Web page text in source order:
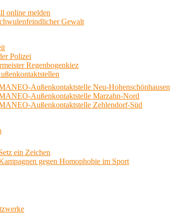
online melden
Gewalt
Polizei
Regenbogenkiez
Außenkontaktstelle Neu-Hohenschönhausen
Außenkontaktstelle Marzahn-Nord
Außenkontaktstelle Zehlendorf-Süd
ein Zeichen
gegen Homophobie im Sport